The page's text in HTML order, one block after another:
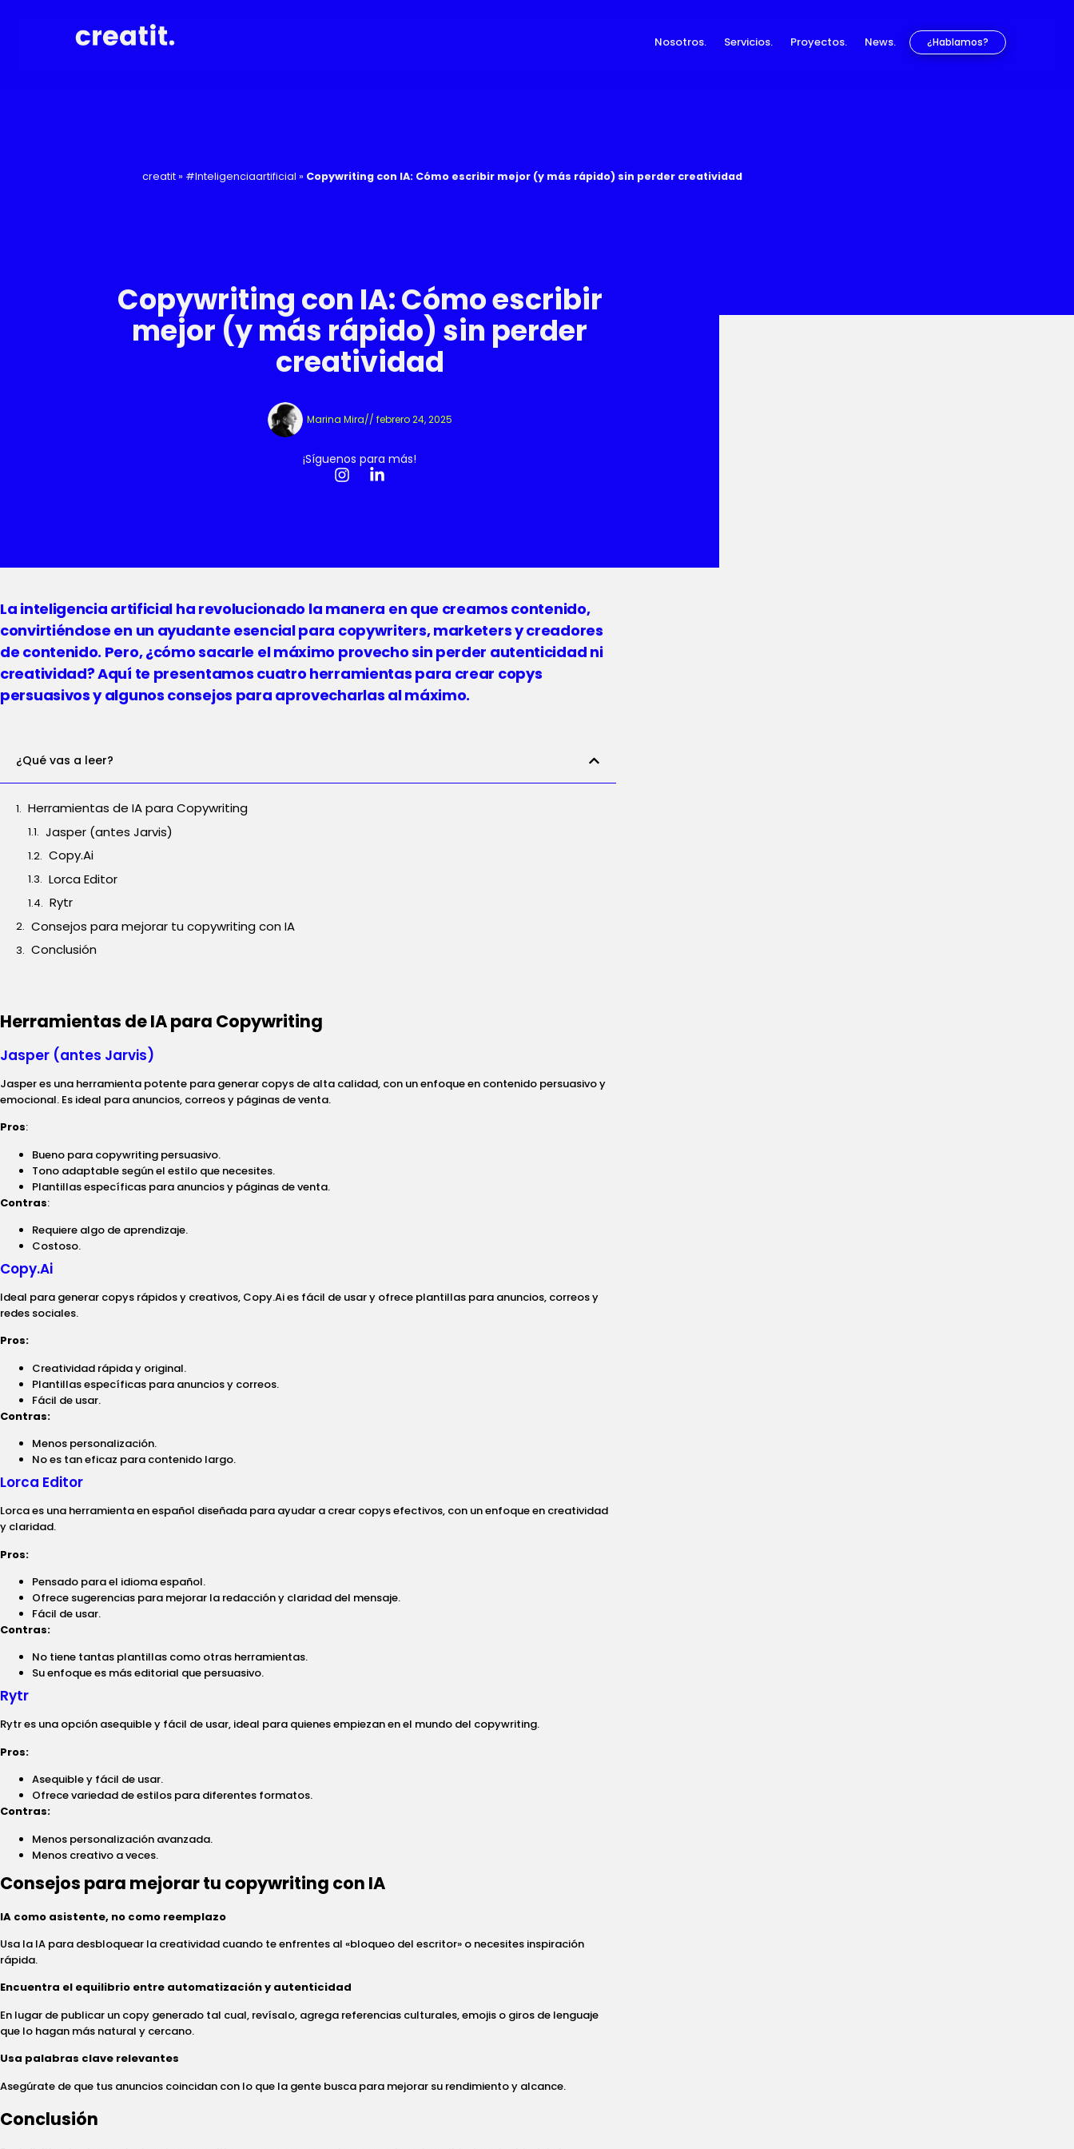
Nosotros. Servicios. Proyectos. News. ¿Hablamos?
creatit» #Inteligenciaartificial » Copywriting con IA: Cómo escribir mejor (y más rápido) sin perder creatividad
Copywriting con IA: Cómo escribir
mejor (y más rápido) sin perder
creatividad
Marina Mira// febrero 24, 2025
¡Síguenos para más!
La inteligencia artificial ha revolucionado la manera en que creamos contenido,
convirtiéndose en un ayudante esencial para copywriters, marketers y creadores
de contenido. Pero, ¿cómo sacarle el máximo provecho sin perder autenticidad ni
creatividad? Aquí te presentamos cuatro herramientas para crear copys
persuasivos y algunos consejos para aprovecharlas al máximo.
¿Qué vas a leer?
Herramientas de IA para Copywriting
Jasper (antes Jarvis)
Copy.Ai
Lorca Editor
Rytr
Consejos para mejorar tu copywriting con IA
Conclusión
Herramientas de IA para Copywriting
Jasper (antes Jarvis)
Jasper es una herramienta potente para generar copys de alta calidad, con un enfoque en contenido persuasivo y
emocional. Es ideal para anuncios, correos y páginas de venta.
Pros:
Bueno para copywriting persuasivo.
Tono adaptable según el estilo que necesites.
Plantillas específicas para anuncios y páginas de venta.
Contras:
Requiere algo de aprendizaje.
Costoso.
Copy.Ai
Ideal para generar copys rápidos y creativos, Copy.Ai es fácil de usar y ofrece plantillas para anuncios, correos y
redes sociales.
Pros:
Creatividad rápida y original.
Plantillas específicas para anuncios y correos.
Fácil de usar.
Contras:
Menos personalización.
No es tan eficaz para contenido largo.
Lorca Editor
Lorca es una herramienta en español diseñada para ayudar a crear copys efectivos, con un enfoque en creatividad
y claridad.
Pros:
Pensado para el idioma español.
Ofrece sugerencias para mejorar la redacción y claridad del mensaje.
Fácil de usar.
Contras:
No tiene tantas plantillas como otras herramientas.
Su enfoque es más editorial que persuasivo.
Rytr
Rytr es una opción asequible y fácil de usar, ideal para quienes empiezan en el mundo del copywriting.
Pros:
Asequible y fácil de usar.
Ofrece variedad de estilos para diferentes formatos.
Contras:
Menos personalización avanzada.
Menos creativo a veces.
Consejos para mejorar tu copywriting con IA
IA como asistente, no como reemplazo
Usa la IA para desbloquear la creatividad cuando te enfrentes al «bloqueo del escritor» o necesites inspiración
rápida.
Encuentra el equilibrio entre automatización y autenticidad
En lugar de publicar un copy generado tal cual, revísalo, agrega referencias culturales, emojis o giros de lenguaje
que lo hagan más natural y cercano.
Usa palabras clave relevantes
Asegúrate de que tus anuncios coincidan con lo que la gente busca para mejorar su rendimiento y alcance.
Conclusión